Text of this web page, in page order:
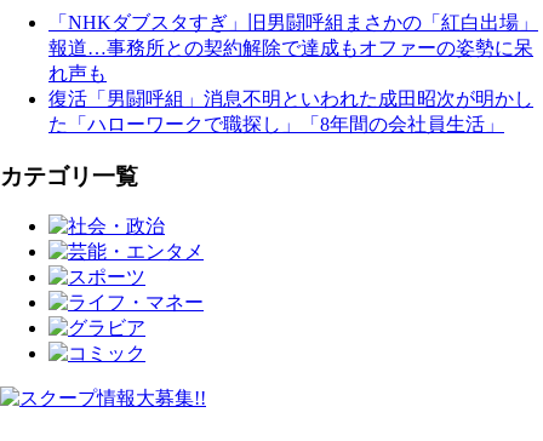
「NHKダブスタすぎ」旧男闘呼組まさかの「紅白出場」
報道…事務所との契約解除で達成もオファーの姿勢に呆
れ声も
復活「男闘呼組」消息不明といわれた成田昭次が明かし
た「ハローワークで職探し」「8年間の会社員生活」
カテゴリ一覧